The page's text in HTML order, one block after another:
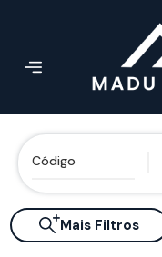
Mais Filtros